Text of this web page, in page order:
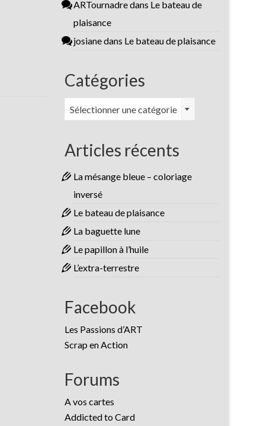
ARTournadredans Le bateau de
plaisance
josianedans Le bateau de plaisance
Catégories
Catégories
Sélectionner une catégorie
Articles récents
La mésange bleue – coloriage
inversé
Le bateau de plaisance
La baguette lune
Le papillon à l’huile
L’extra-terrestre
Facebook
Les Passions d’ART
Scrap en Action
Forums
A vos cartes
Addicted to Card